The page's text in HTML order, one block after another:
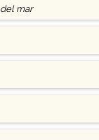
mar